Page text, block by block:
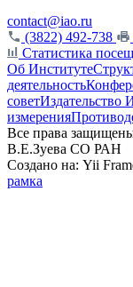
contact@iao.ru
(3822) 492-738
Статистика
Об Институте
деятельность
советИздательство
измерения
Все права
В.Е.Зуева СО РАН
Создано на: Yii
рамка